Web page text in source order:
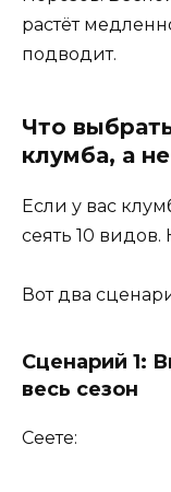
растёт
подводит.
Что
клумба, а
Если у вас
сеять 10
Вот два
Сценарий 1:
весь сезон
Сеете: